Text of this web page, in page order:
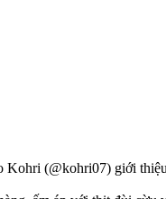
Kohri (@kohri07) giới